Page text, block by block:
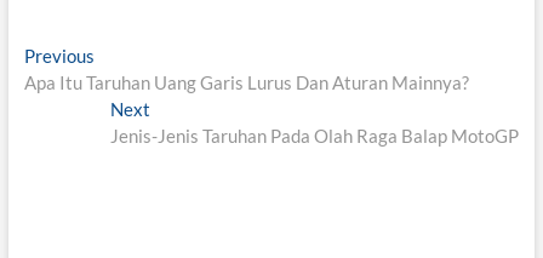
Post
navigation
PreviousPrevious
post:
Apa Itu Taruhan Uang Garis Lurus Dan Aturan Mainnya?
Next
post:
Jenis-Jenis Taruhan Pada Olah Raga Balap MotoGP